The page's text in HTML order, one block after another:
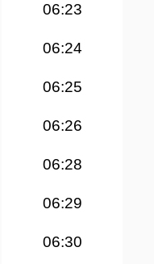
06:23
06:24
06:25
06:26
06:28
06:29
06:30